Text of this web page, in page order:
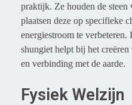
praktijk. Ze houden de steen
plaatsen deze op specifieke
energiestroom te
shungiet helpt bij het
en verbinding met de aarde.
Fysiek Welzijn